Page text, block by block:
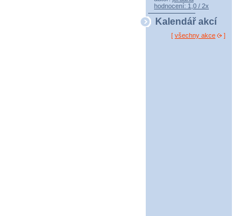
hodnocení: 1,0 / 2x
Kalendář akcí
[ všechny akce ]